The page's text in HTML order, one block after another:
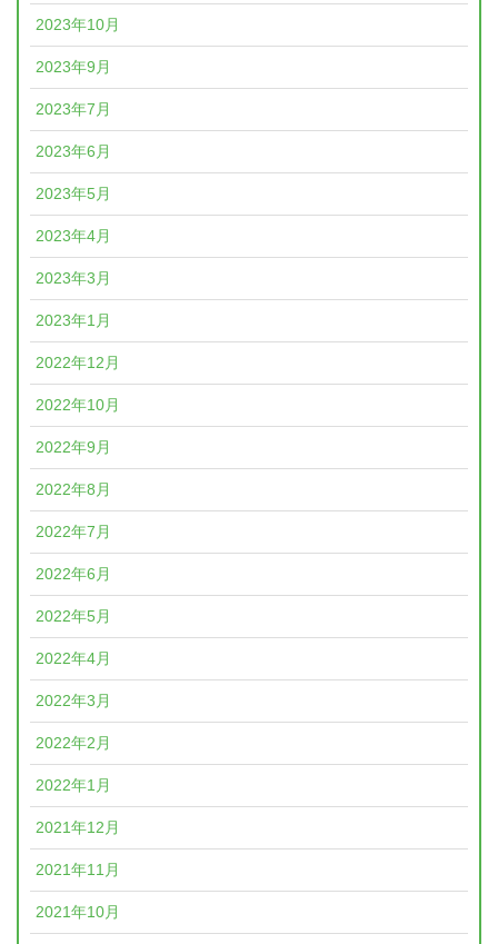
2023年10月
2023年9月
2023年7月
2023年6月
2023年5月
2023年4月
2023年3月
2023年1月
2022年12月
2022年10月
2022年9月
2022年8月
2022年7月
2022年6月
2022年5月
2022年4月
2022年3月
2022年2月
2022年1月
2021年12月
2021年11月
2021年10月